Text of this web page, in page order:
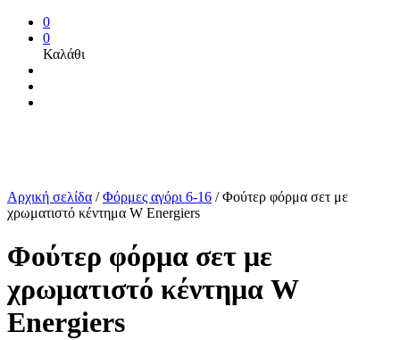
0
0
Καλάθι
Αρχική σελίδα / Φόρμες αγόρι 6-16 /Φούτερ φόρμα σετ με
χρωματιστό κέντημα W Energiers
Φούτερ φόρμα σετ με
χρωματιστό κέντημα W
Energiers